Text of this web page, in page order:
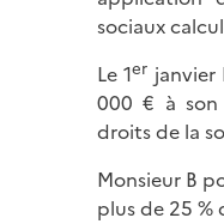
sociaux
Le 1er janvier
000 € à son
droits de la
Monsieur B
plus de 25 %